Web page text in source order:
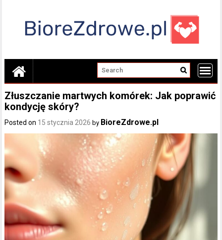
Złuszczanie martwych komórek: Jak poprawić
kondycję skóry?
Posted on 15 stycznia 2026 by BioreZdrowe.pl